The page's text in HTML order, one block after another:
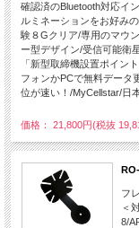
確認済のBluetooth対応イ
ルミネーションをお好み
験８Gクリア/専用のマウ
ー型デザイン/受信可能衛
「新型取締機設置ポイン
フォンかPCで無料データ
位が速い！/MyCellstar/日
価格： 21,800円(税抜
フ
＜
8/